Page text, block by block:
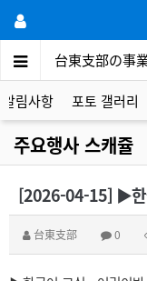
挨拶 台東支部の事
알림사항 포토 갤러리
주요행사 스캐쥴
[2026-04-15] ▶한
台東支部 0